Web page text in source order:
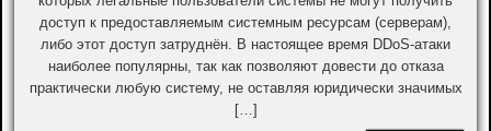
доступ к предоставляемым системным ресурсам (серверам),
либо этот доступ затруднён. В настоящее время DDoS-атаки
наиболее популярны, так как позволяют довести до отказа
практически любую систему, не оставляя юридически значимых
[…]